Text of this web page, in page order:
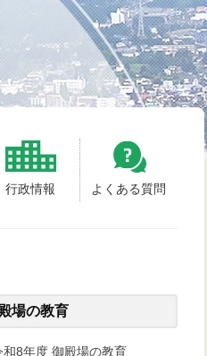
行政情報 よくある質問
場の教育
和8年度 御殿場の教育